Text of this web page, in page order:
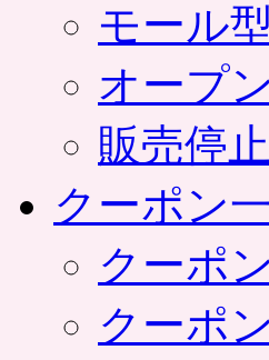
モール
オープ
販売停
クーポン
クーポ
クーポ